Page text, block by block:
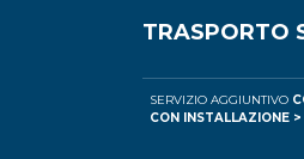
TRASPORTO
SERVIZIO AGGIUNTIVO
CON INSTALLAZIONE >